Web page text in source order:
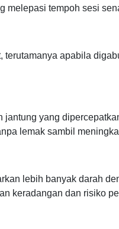
melepasi tempoh sesi
terutamanya apabila
yang
lemak sambil
lebih banyak darah
keradangan dan risiko